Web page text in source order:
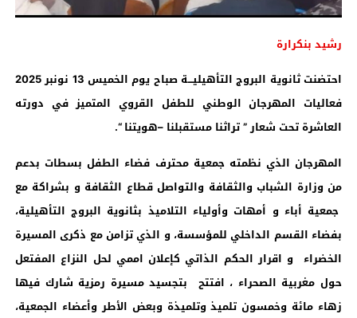
رشيد بنكرارة
احتضنت ثانوية البروج التأهيليـــة صباح يوم الخميس 13 نونبر 2025
فعاليات المهرجان الوطني للطفل القروي المتميز في دورته
العاشرة تحت شعار ” تراثنا مستقبلنا –هويتنا “.
المهرجان الذي نظمته جمعية محترف فضاء الطفل بسطات بدعم
من وزارة الشباب والثقافة والتواصل قطاع الثقافة و بشراكة مع
جمعية أباء و أمهات وأولياء التلاميذ بثانوية البروج التأهيلية،
بفضاء القسم الداخلي للمؤسسة، و الذي تزامن مع ذكرى المسيرة
الخضراء و اقرار الحكم الذاتي كإعلان اممي لحل النزاع المفتعل
حول مغربية الصحراء ، افتتح بتجسيد مسيرة رمزية شارك فيها
زهاء مائة وخمسون تلميذ وتلميذة وبعض الأطر وأعضاء الجمعية،